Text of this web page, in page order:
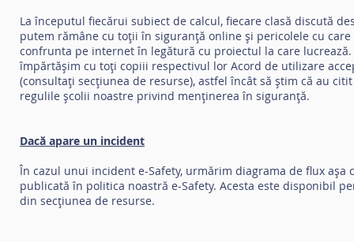
La începutul fiecărui subiect de calcul, fiecare clasă discută
putem rămâne cu toții în siguranță online și pericolele cu
confrunta pe internet în legătură cu proiectul la care
împărtășim cu toți copiii respectivul lor Acord de utilizare
(consultați secțiunea de resurse), astfel încât să știm că au
regulile școlii noastre privind menținerea în siguranță.
Dacă apare un incident
În cazul unui incident e-Safety, urmărim diagrama de flux așa
publicată în politica noastră e-Safety. Acesta este disponibil
din secțiunea de resurse.